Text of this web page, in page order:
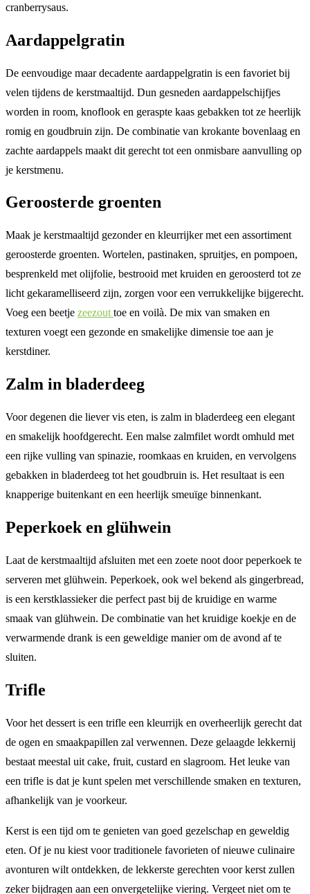
cranberrysaus.
Aardappelgratin
De eenvoudige maar decadente aardappelgratin is een favoriet bij
velen tijdens de kerstmaaltijd. Dun gesneden aardappelschijfjes
worden in room, knoflook en geraspte kaas gebakken tot ze heerlijk
romig en goudbruin zijn. De combinatie van krokante bovenlaag en
zachte aardappels maakt dit gerecht tot een onmisbare aanvulling op
je kerstmenu.
Geroosterde groenten
Maak je kerstmaaltijd gezonder en kleurrijker met een assortiment
geroosterde groenten. Wortelen, pastinaken, spruitjes, en pompoen,
besprenkeld met olijfolie, bestrooid met kruiden en geroosterd tot ze
licht gekaramelliseerd zijn, zorgen voor een verrukkelijke bijgerecht.
Voeg een beetje zeezout toe en voilà. De mix van smaken en
texturen voegt een gezonde en smakelijke dimensie toe aan je
kerstdiner.
Zalm in bladerdeeg
Voor degenen die liever vis eten, is zalm in bladerdeeg een elegant
en smakelijk hoofdgerecht. Een malse zalmfilet wordt omhuld met
een rijke vulling van spinazie, roomkaas en kruiden, en vervolgens
gebakken in bladerdeeg tot het goudbruin is. Het resultaat is een
knapperige buitenkant en een heerlijk smeuïge binnenkant.
Peperkoek en glühwein
Laat de kerstmaaltijd afsluiten met een zoete noot door peperkoek te
serveren met glühwein. Peperkoek, ook wel bekend als gingerbread,
is een kerstklassieker die perfect past bij de kruidige en warme
smaak van glühwein. De combinatie van het kruidige koekje en de
verwarmende drank is een geweldige manier om de avond af te
sluiten.
Trifle
Voor het dessert is een trifle een kleurrijk en overheerlijk gerecht dat
de ogen en smaakpapillen zal verwennen. Deze gelaagde lekkernij
bestaat meestal uit cake, fruit, custard en slagroom. Het leuke van
een trifle is dat je kunt spelen met verschillende smaken en texturen,
afhankelijk van je voorkeur.
Kerst is een tijd om te genieten van goed gezelschap en geweldig
eten. Of je nu kiest voor traditionele favorieten of nieuwe culinaire
avonturen wilt ontdekken, de lekkerste gerechten voor kerst zullen
zeker bijdragen aan een onvergetelijke viering. Vergeet niet om te